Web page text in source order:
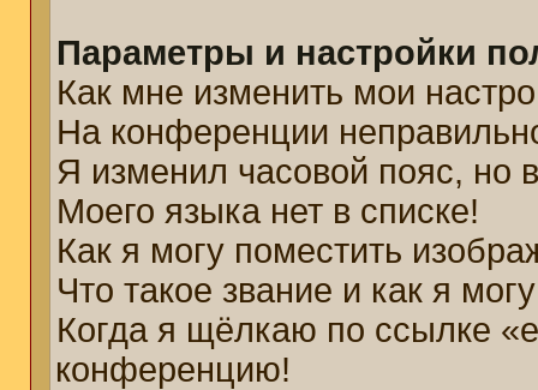
Параметры и настройки
Как мне изменить мои
На конференции
Я изменил часовой пояс, но
Моего языка нет в списке!
Как я могу поместить
Что такое звание и как я
Когда я щёлкаю по ссылке
конференцию!